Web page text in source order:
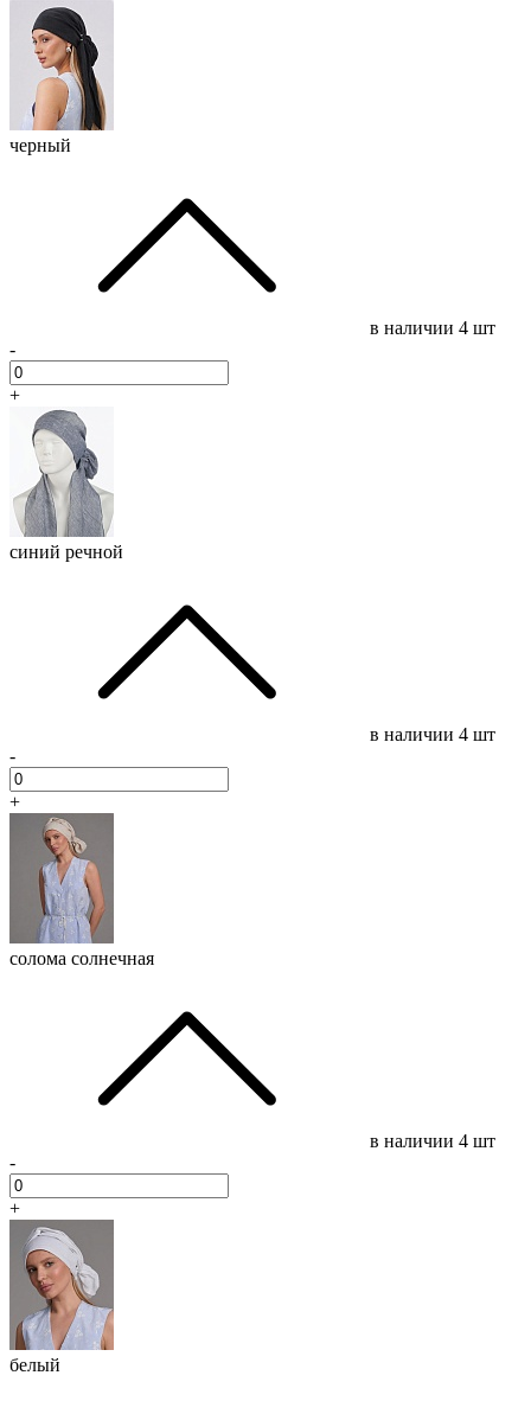
черный
в наличии 4 шт
-
+
синий речной
в наличии 4 шт
-
+
солома солнечная
в наличии 4 шт
-
+
белый